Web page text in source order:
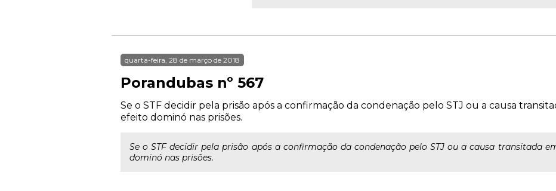
quarta-feira, 28 de março de 2018
Porandubas nº 567
Se o STF decidir pela prisão após a confirmação da condenação pelo STJ ou a causa
efeito dominó nas prisões.
Se o STF decidir pela prisão após a confirmação da condenação pelo STJ ou a causa transitada
dominó nas prisões.